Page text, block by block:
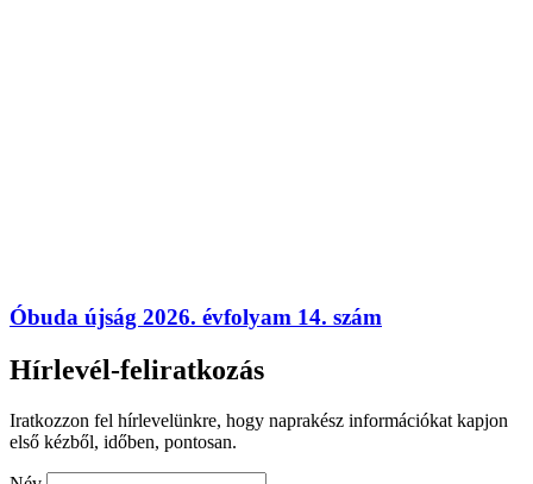
Óbuda újság 2026. évfolyam 14. szám
Hírlevél-feliratkozás
Iratkozzon fel hírlevelünkre, hogy naprakész információkat kapjon
első kézből, időben, pontosan.